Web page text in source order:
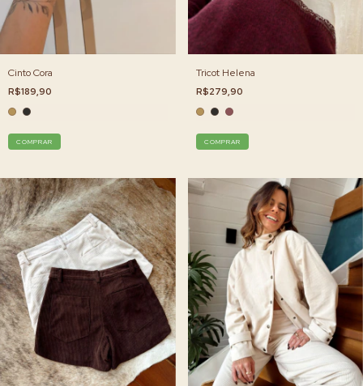
Cinto Cora
R$189,90
COMPRAR
Tricot Helena
R$279,90
COMPRAR